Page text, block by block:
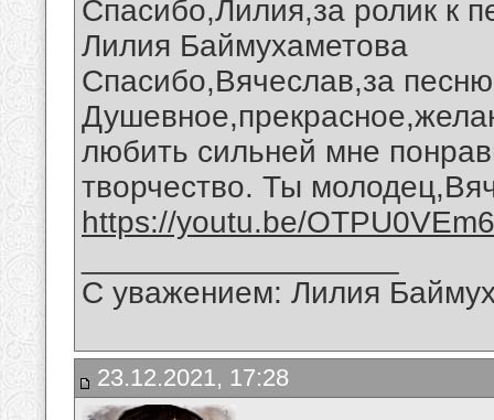
Спасибо,Лилия,за ролик к
Лилия Баймухаметова
Спасибо,Вячеслав,за
любить сильней мне
творчество. Ты
https://youtu.be/
С уважением: Лилия
23.12.2021, 17:28